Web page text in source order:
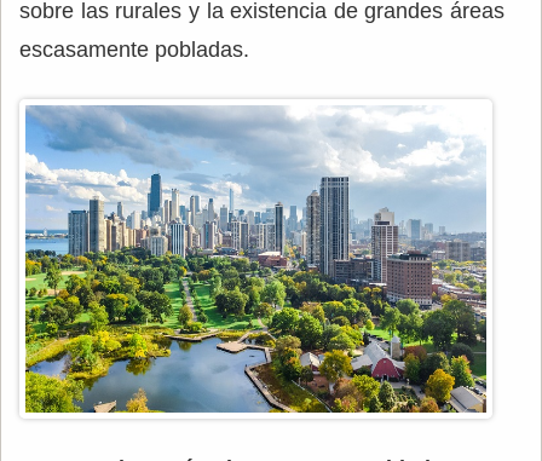
sobre las rurales y la existencia de grandes áreas
escasamente pobladas.